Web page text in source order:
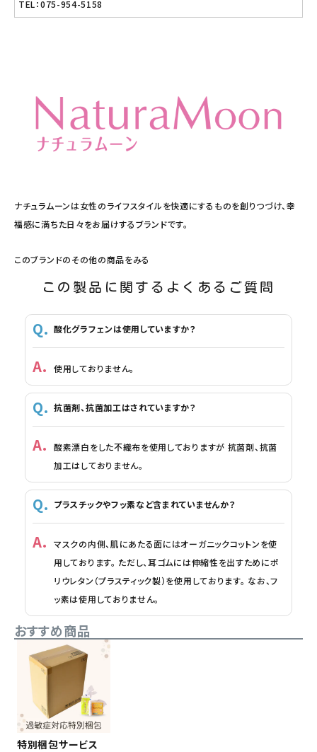
TEL：075-954-5158
ナチュラムーンは女性のライフスタイルを快適にするものを創りつづけ、幸
福感に満ちた日々をお届けするブランドです。
このブランドのその他の商品をみる
この製品に関するよくあるご質問
酸化グラフェンは使用していますか？
使用しておりません。
抗菌剤、抗菌加工はされていますか？
酸素漂白をした不織布を使用しておりますが 抗菌剤、抗菌
加工はしておりません。
プラスチックやフッ素など含まれていませんか？
マスクの内側、肌にあたる面にはオーガニックコットンを使
用しております。 ただし、耳ゴムには伸縮性を出すためにポ
リウレタン（プラスティック製）を使用しております。 なお、フ
ッ素は使用しておりません。
おすすめ商品
特別梱包サービス